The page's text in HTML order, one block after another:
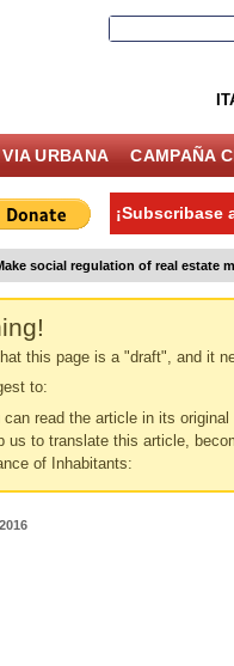
URBANA CAMPAÑA
¡Subscribase
social regulation of real estate
this page is a "draft", and it
to:
can read the article in its original
us to translate this article,
of Inhabitants: